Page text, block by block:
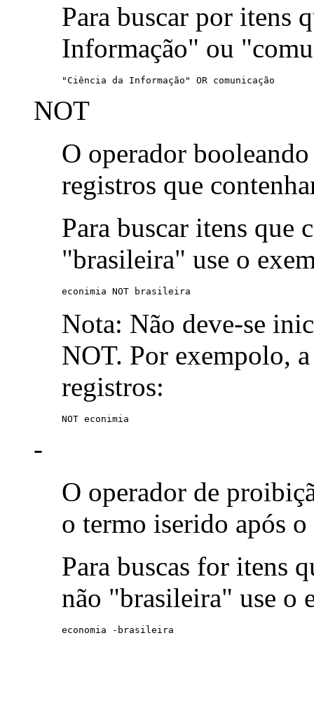
Para buscar por itens
Informação" ou
"Ciência da Informação" OR comunicação
NOT
O operador
registros que
Para buscar itens que
"brasileira" use o
econimia NOT brasileira
Nota: Não deve-se
NOT. Por exempolo,
registros:
NOT econimia
-
O operador de
o termo iserido após o
Para buscas for itens
não "brasileira" use o
economia -brasileira